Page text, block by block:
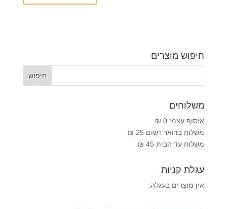
חיפוש מוצרים
משלוחים
איסוף עצמי 0 ₪
משלוח בדואר רשום 25 ₪
משלוח עד הבית 45 ₪
עגלת קניות
אין מוצרים בעגלה.